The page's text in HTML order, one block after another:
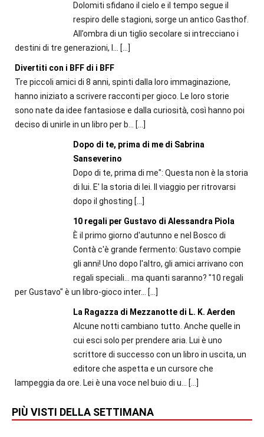
Dolomiti sfidano il cielo e il tempo segue il
respiro delle stagioni, sorge un antico Gasthof.
All’ombra di un tiglio secolare si intrecciano i
destini di tre generazioni, l... […]
Divertiti con i BFF di i BFF
Tre piccoli amici di 8 anni, spinti dalla loro immaginazione,
hanno iniziato a scrivere racconti per gioco. Le loro storie
sono nate da idee fantasiose e dalla curiosità, così hanno poi
deciso di unirle in un libro per b... […]
Dopo di te, prima di me di Sabrina
Sanseverino
Dopo di te, prima di me": Questa non è la storia
di lui. E' la storia di lei. Il viaggio per ritrovarsi
dopo il ghosting […]
10 regali per Gustavo di Alessandra Piola
È il primo giorno d'autunno e nel Bosco di
Contà c'è grande fermento: Gustavo compie
gli anni! Uno dopo l'altro, gli amici arrivano con
regali speciali... ma quanti saranno? "10 regali
per Gustavo" è un libro-gioco inter... […]
La Ragazza di Mezzanotte di L. K. Aerden
Alcune notti cambiano tutto. Anche quelle in
cui esci solo per prendere aria. Lui è uno
scrittore di successo con un libro in uscita, un
editore che aspetta e un cursore che
lampeggia da ore. Lei è una voce nel buio di u... […]
PIÙ VISTI DELLA SETTIMANA